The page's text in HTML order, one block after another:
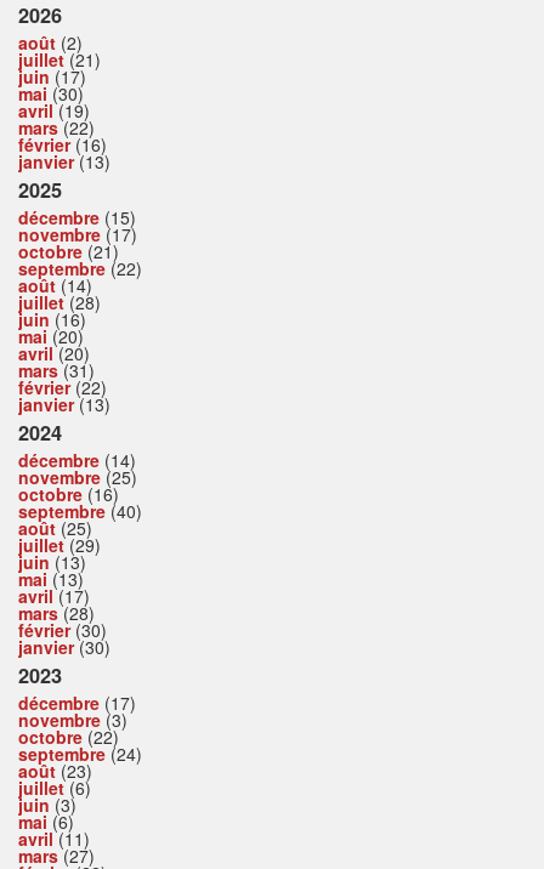
2026
août (2)
juillet(21)
juin (17)
mai (30)
avril(19)
mars(22)
février(16)
janvier(13)
2025
décembre (15)
novembre (17)
octobre (21)
septembre (22)
août (14)
juillet(28)
juin (16)
mai (20)
avril(20)
mars(31)
février(22)
janvier(13)
2024
décembre (14)
novembre (25)
octobre (16)
septembre (40)
août (25)
juillet(29)
juin (13)
mai (13)
avril(17)
mars(28)
février(30)
janvier(30)
2023
décembre (17)
novembre (3)
octobre (22)
septembre (24)
août (23)
juillet(6)
juin (3)
mai (6)
avril(11)
mars(27)